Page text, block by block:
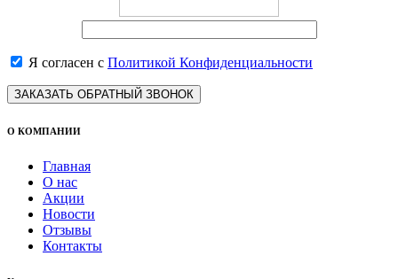
Я согласен с Политикой Конфиденциальности
ЗАКАЗАТЬ ОБРАТНЫЙ ЗВОНОК
О КОМПАНИИ
Главная
О нас
Акции
Новости
Отзывы
Контакты